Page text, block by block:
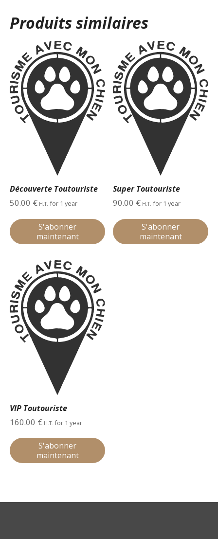
Produits similaires
Découverte Toutouriste
50.00 € H.T. for 1 year
S'abonner
maintenant
Super Toutouriste
90.00 € H.T. for 1 year
S'abonner
maintenant
VIP Toutouriste
160.00 € H.T. for 1 year
S'abonner
maintenant